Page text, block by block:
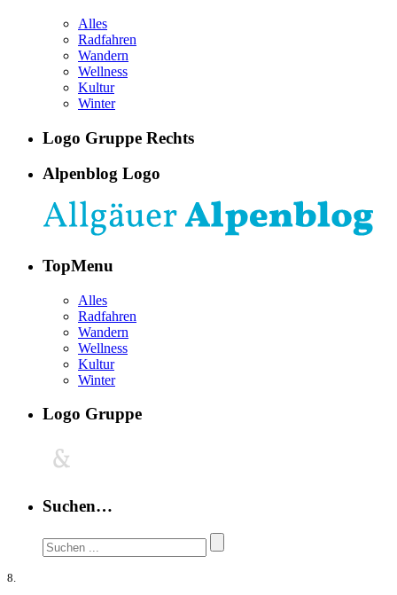
Alles
Radfahren
Wandern
Wellness
Kultur
Winter
Logo Gruppe Rechts
Alpenblog Logo
TopMenu
Alles
Radfahren
Wandern
Wellness
Kultur
Winter
Logo Gruppe
Suchen…
8.